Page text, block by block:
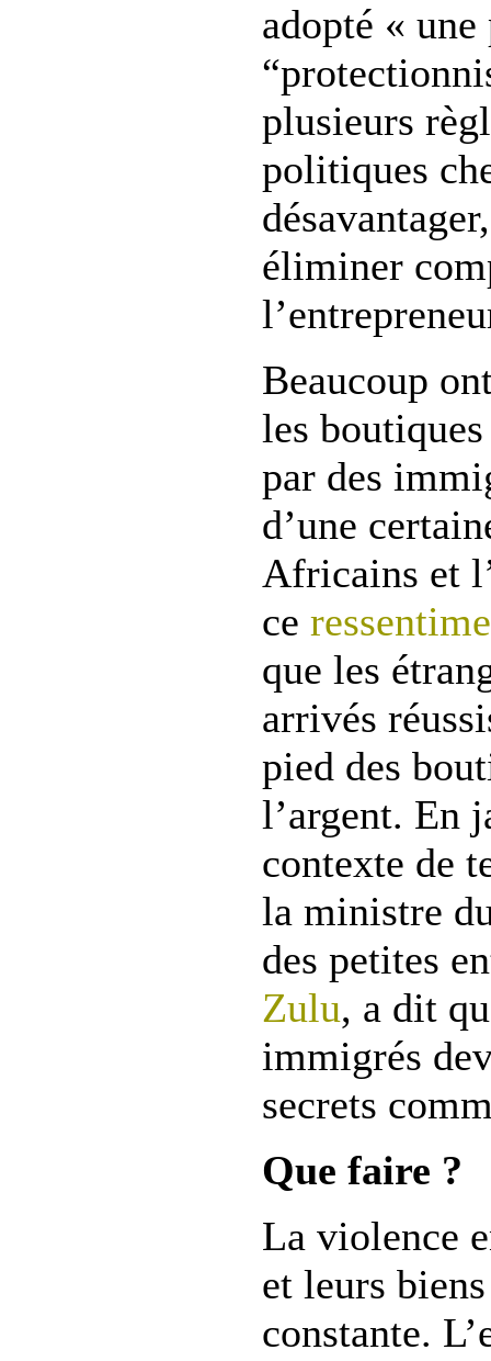
adopté «
plusieurs
politiques
éliminer
Beaucoup
les
par des
d’une
Africains et
ce
que les
arrivés
pied des
l’argent. En
contexte de
la ministre
des petites
Zulu, a dit
immigrés
secrets
Que faire ?
La violence
et leurs
constante.